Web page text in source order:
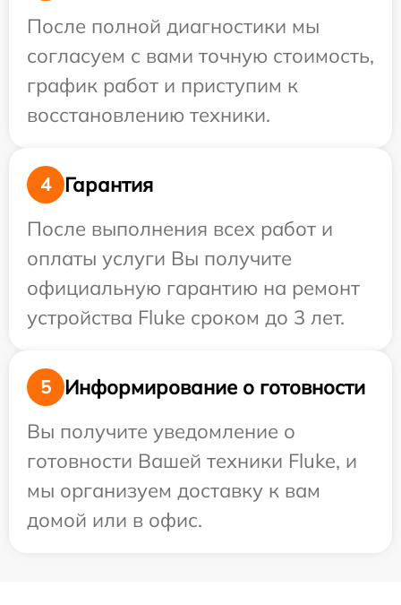
После полной диагностики мы
согласуем с вами точную стоимость,
график работ и приступим к
восстановлению техники.
4
Гарантия
После выполнения всех работ и
оплаты услуги Вы получите
официальную гарантию на ремонт
устройства Fluke сроком до 3 лет.
5
Информирование о готовности
Вы получите уведомление о
готовности Вашей техники Fluke, и
мы организуем доставку к вам
домой или в офис.